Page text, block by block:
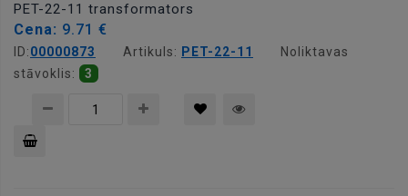
PET-22-11 transformators
Cena: 9.71 €
ID:00000873 Artikuls: PET-22-11
Noliktavas
stāvoklis:
3